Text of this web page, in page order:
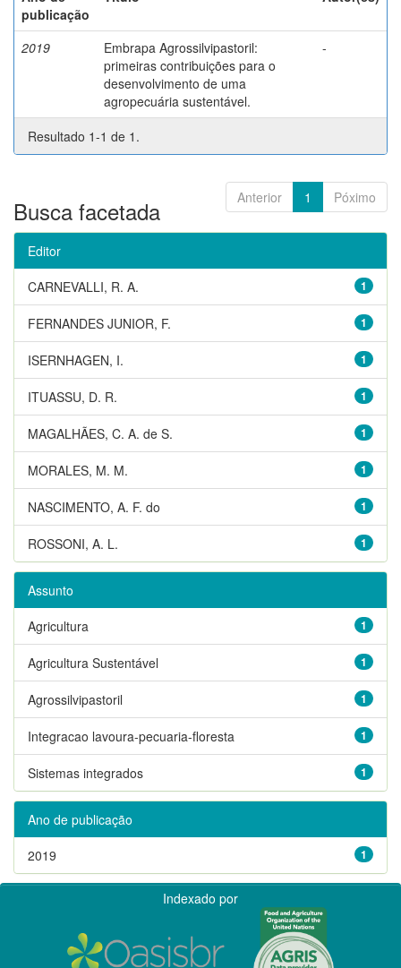
publicação
2019
Embrapa Agrossilvipastoril:
primeiras contribuições para o
desenvolvimento de uma
agropecuária sustentável.
-
Resultado 1-1 de 1.
Anterior 1 Póximo
Busca facetada
Editor
1
CARNEVALLI, R. A.
1
FERNANDES JUNIOR, F.
1
ISERNHAGEN, I.
1
ITUASSU, D. R.
1
MAGALHÃES, C. A. de S.
1
MORALES, M. M.
1
NASCIMENTO, A. F. do
1
ROSSONI, A. L.
Assunto
1
Agricultura
1
Agricultura Sustentável
1
Agrossilvipastoril
1
Integracao lavoura-pecuaria-floresta
1
Sistemas integrados
Ano de publicação
1
2019
Indexado por